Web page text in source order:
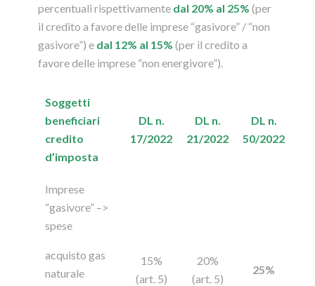
percentuali rispettivamente dal 20% al 25% (per
il credito a favore delle imprese “gasivore” / “non
gasivore”) e dal 12% al 15% (per il credito a
favore delle imprese “non energivore”).
Soggetti
beneficiari
credito
d’imposta
DL n.
17/2022
DL n.
21/2022
DL n.
50/2022
Imprese
“gasivore” –>
spese
acquisto gas
naturale
15%
(art. 5)
20%
(art. 5)
25%